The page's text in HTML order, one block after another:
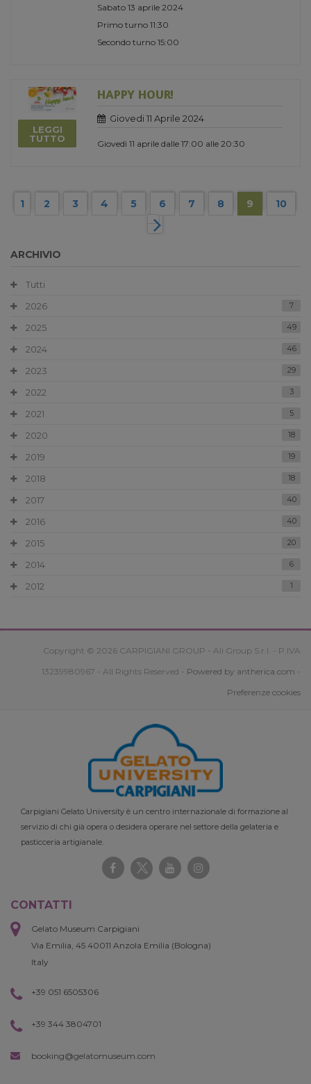
Sabato 13 aprile 2024
Primo turno 11:30
Secondo turno 15:00
LEGGI
TUTTO
HAPPY HOUR!
Giovedi 11 Aprile 2024
Giovedì 11 aprile dalle 17:00 alle 20:30
1 2 3 4 5 6 7 8 9 10
ARCHIVIO
Tutti
2026
7
2025 49
2024 46
2023 29
2022 3
2021 5
2020 18
2019 19
2018 18
2017 40
2016 40
2015 20
2014 6
2012 1
Copyright © 2026 CARPIGIANI GROUP - Ali Group S.r.l. - P.IVA
13239980967 - All Rights Reserved - Powered by antherica.com -
Preferenze cookies
Carpigiani Gelato University è un centro internazionale di formazione al
servizio di chi già opera o desidera operare nel settore della gelateria e
pasticceria artigianale.
CONTATTI
Gelato Museum Carpigiani
Via Emilia, 45 40011 Anzola Emilia (Bologna)
Italy
+39 051 6505306
+39 344 3804701
booking@gelatomuseum.com